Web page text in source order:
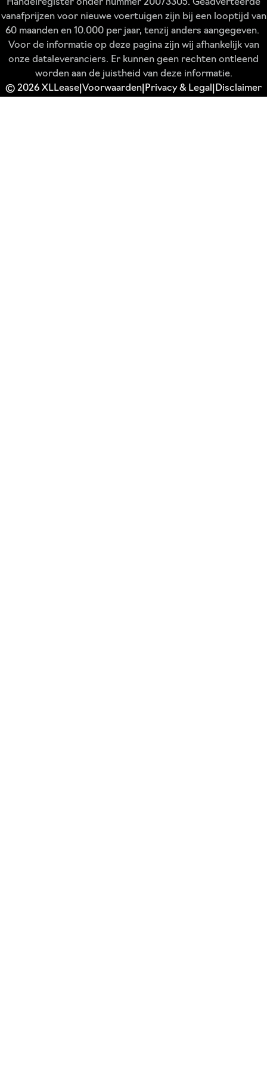
Handelregister onder nummer 20073305. Geadverteerde
vanafprijzen voor nieuwe voertuigen zijn bij een looptijd van
60 maanden en 10.000 per jaar, tenzij anders aangegeven.
Voor de informatie op deze pagina zijn wij afhankelijk van
onze dataleveranciers. Er kunnen geen rechten ontleend
worden aan de juistheid van deze informatie.
© 2026 XLLease Voorwaarden Privacy & Legal Disclaimer